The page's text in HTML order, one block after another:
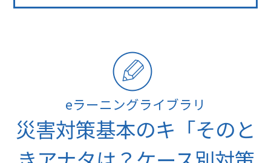
eラーニングライブラリ
災害対策基本のキ「そのと